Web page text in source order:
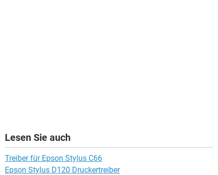
Lesen Sie auch
Treiber für Epson Stylus C66
Epson Stylus D120 Druckertreiber